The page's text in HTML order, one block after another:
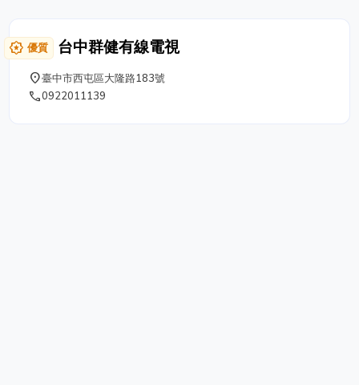
award_star 優質 台中群健有線電視
place臺中市西屯區大隆路183號
phone0922011139